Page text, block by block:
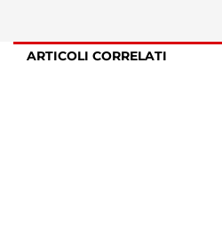
ARTICOLI CORRELATI